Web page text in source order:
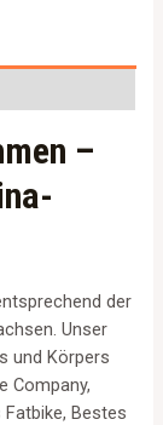
–
der
Unser
und Körpers
Company,
Bestes